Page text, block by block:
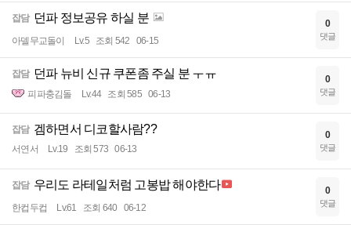
잡담 던파 정보공유 하실 분
아델무교돌이 Lv.5 조회 542 06-15
0
댓글
잡담 던파 뉴비 신규 쿠폰좀 주실 분 ㅜㅠ
피파충김돌 Lv.44 조회 585 06-13
0
댓글
잡담 겜하면서 디코할사람??
서연서 Lv.19 조회 573 06-13
0
댓글
잡담 우리도 라테일처럼 고봉밥 해야한다
한컵두컵 Lv.61 조회 640 06-12
0
댓글